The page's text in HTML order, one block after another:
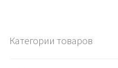
Категории товаров